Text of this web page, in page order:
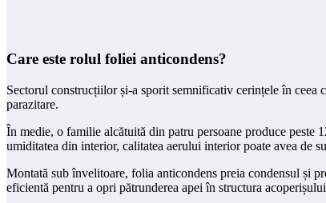
Care este rolul foliei anticondens?
Sectorul construcțiilor și-a sporit semnificativ cerințele în ceea
parazitare.
În medie, o familie alcătuită din patru persoane produce peste
umiditatea din interior, calitatea aerului interior poate avea de
Montată sub învelitoare, folia anticondens preia condensul și
eficientă pentru a opri pătrunderea apei în structura